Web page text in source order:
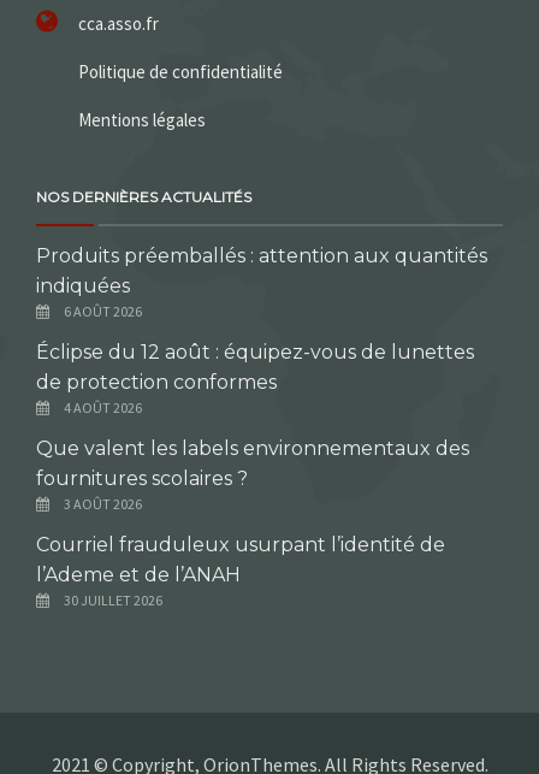
cca.asso.fr
Politique de confidentialité
Mentions légales
NOS DERNIÈRES ACTUALITÉS
Produits préemballés : attention aux quantités
indiquées
6 AOÛT 2026
Éclipse du 12 août : équipez-vous de lunettes
de protection conformes
4 AOÛT 2026
Que valent les labels environnementaux des
fournitures scolaires ?
3 AOÛT 2026
Courriel frauduleux usurpant l’identité de
l’Ademe et de l’ANAH
30 JUILLET 2026
2021 © Copyright, OrionThemes. All Rights Reserved.